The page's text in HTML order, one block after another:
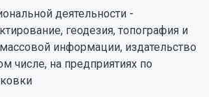
деятельности -
геодезия, топография и
информации, издательство
числе, на предприятиях по